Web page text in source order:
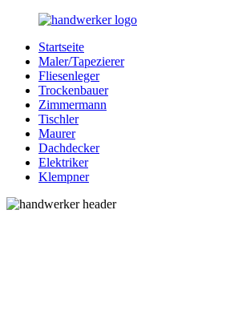
Zurück
Inhalt
Bessere-
Handwerker.de
Handwerker
Ihrer
Nähe
Startseite
Maler/Tapezierer
Fliesenleger
Trockenbauer
Zimmermann
Tischler
Maurer
Dachdecker
Elektriker
Klempner